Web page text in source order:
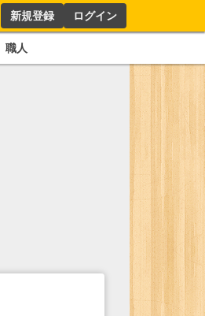
新規登録 ログイン
職人